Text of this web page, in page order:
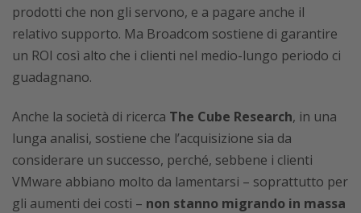
prodotti che non gli servono, e a pagare anche il
relativo supporto. Ma Broadcom sostiene di garantire
un ROI così alto che i clienti nel medio-lungo periodo ci
guadagnano.
Anche la società di ricerca The Cube Research, in una
lunga analisi, sostiene che l’acquisizione sia da
considerare un successo, perché, sebbene i clienti
VMware abbiano molto da lamentarsi – soprattutto per
gli aumenti dei costi – non stanno migrando in massa